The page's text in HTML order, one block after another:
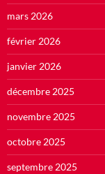
mars 2026
février 2026
janvier 2026
décembre 2025
novembre 2025
octobre 2025
septembre 2025